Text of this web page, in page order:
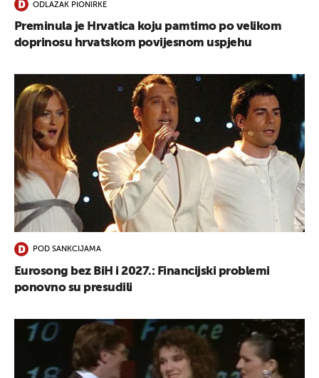
ODLAZAK PIONIRKE
Preminula je Hrvatica koju pamtimo po velikom
doprinosu hrvatskom povijesnom uspjehu
POD SANKCIJAMA
Eurosong bez BiH i 2027.: Financijski problemi
ponovno su presudili